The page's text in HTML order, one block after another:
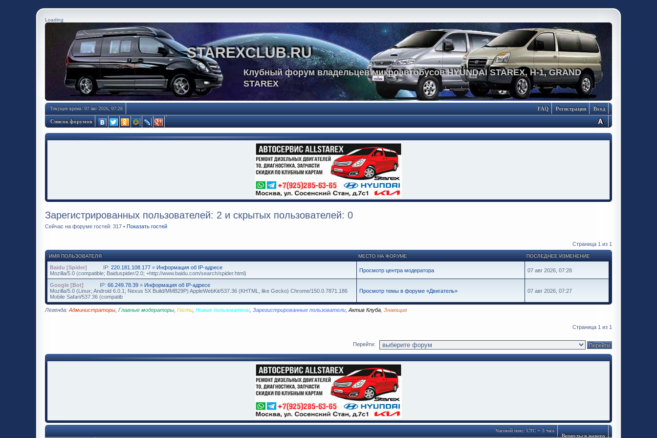
Loading
STAREXCLUB.RU
Клубный форум владельцев микроавтобусов HYUNDAI STAREX, H-1, GRAND
STAREX
Текущее время: 07 авг 2026, 07:28 Вход
Регистрация
FAQ
Список форумов
Зарегистрированных пользователей: 2 и скрытых пользователей: 0
Сейчас на форуме гостей: 317 • Показать гостей
Страница 1 из 1
ИМЯ ПОЛЬЗОВАТЕЛЯ МЕСТО НА ФОРУМЕ ПОСЛЕДНЕЕ ИЗМЕНЕНИЕ
Baidu [Spider] IP: 220.181.108.177 » Информация об IP-адресе
Mozilla/5.0 (compatible; Baiduspider/2.0; +http://www.baidu.com/search/spider.html)
Просмотр центра модератора 07 авг 2026, 07:28
Google [Bot] IP: 66.249.78.39 » Информация об IP-адресе
Mozilla/5.0 (Linux; Android 6.0.1; Nexus 5X Build/MMB29P) AppleWebKit/537.36 (KHTML, like Gecko) Chrome/150.0.7871.186
Mobile Safari/537.36 (compatib
Просмотр темы в форуме «Двигатель» 07 авг 2026, 07:27
Легенда: Администраторы Главные модераторы Гости Новые пользователи Зарегистрированные пользователи Актив Клуба Знающие
Страница 1 из 1
Перейти:
Вернуться наверх
Часовой пояс: UTC + 3 часа